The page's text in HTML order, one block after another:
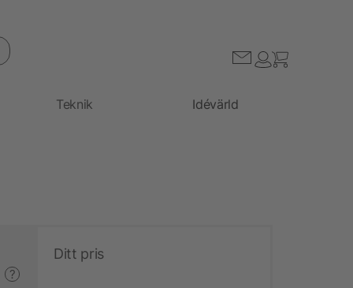
Teknik Idévärld
?
Ditt pris